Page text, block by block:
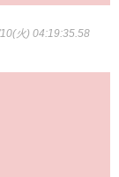
10(火) 04:19:35.58